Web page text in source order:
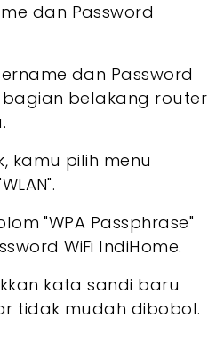
dan Password
dan Password
belakang router
kamu pilih menu
"WPA Passphrase"
WiFi IndiHome.
kata sandi baru
tidak mudah dibobol.